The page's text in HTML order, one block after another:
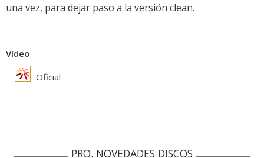
una vez, para dejar paso a la versión clean.
Vídeo
Oficial
PRO. NOVEDADES DISCOS